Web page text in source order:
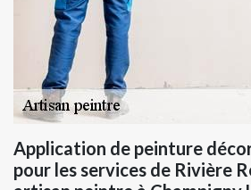
Application de peinture
pour les services de Rivière